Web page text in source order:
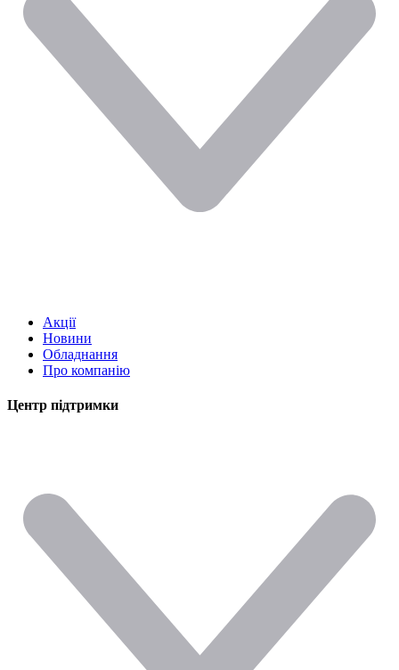
Акції
Новини
Обладнання
Про компанію
Центр підтримки